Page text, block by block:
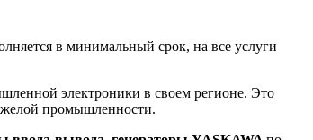
в минимальный срок, на все услуги
электроники в своем регионе. Это
промышленности.